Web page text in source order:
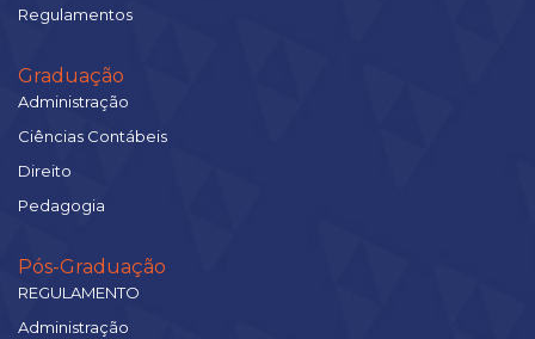
Regulamentos
Graduação
Administração
Ciências Contábeis
Direito
Pedagogia
Pós-Graduação
REGULAMENTO
Administração